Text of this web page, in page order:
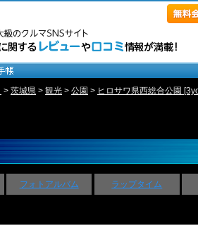
> 茨城県 > 観光 > 公園 > ヒロサワ県西総合公園
フォトアルバム ラップタイム